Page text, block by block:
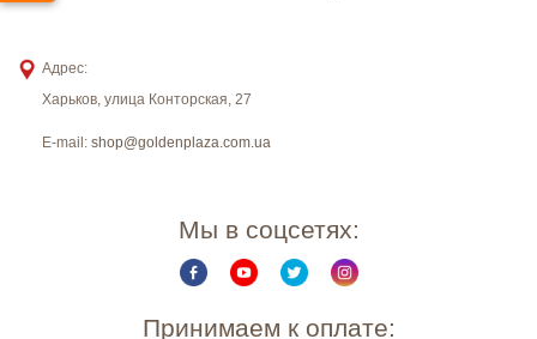
Адрес:
Харьков, улица Конторская, 27
E-mail: shop@goldenplaza.com.ua
Мы в соцсетях:
Принимаем к оплате: